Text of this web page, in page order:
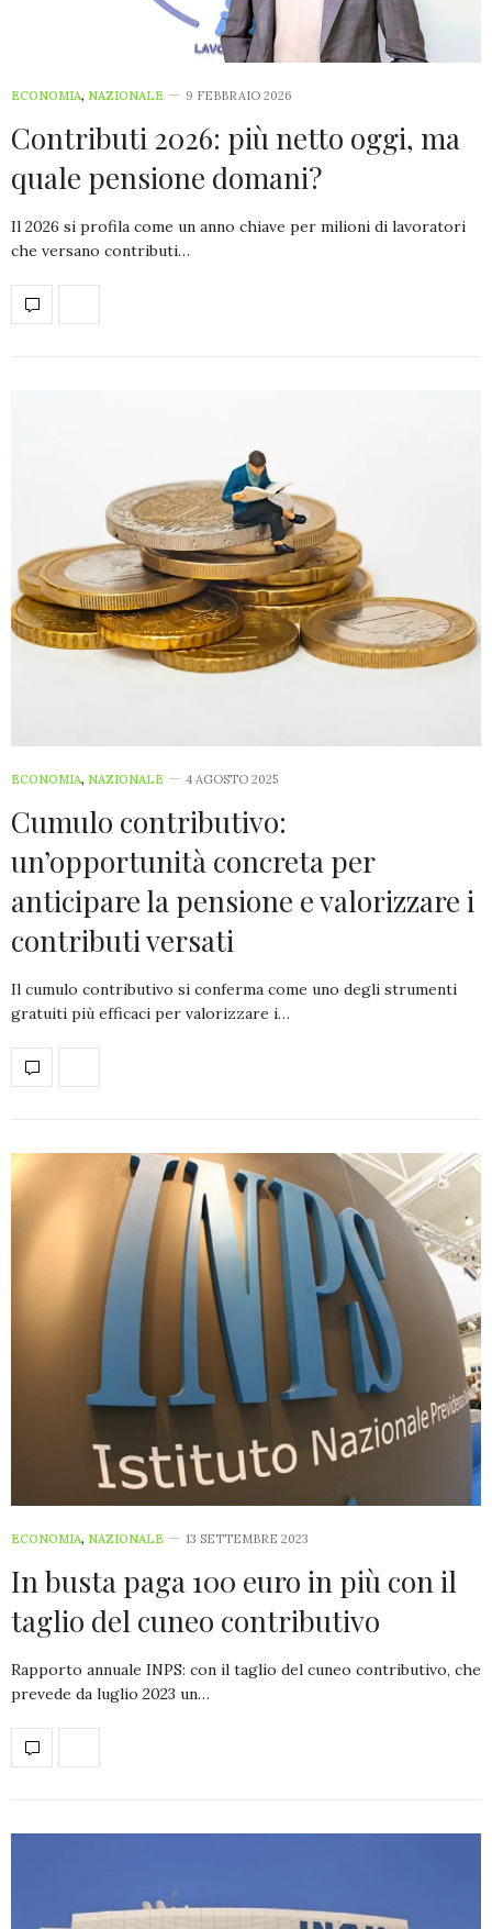
ECONOMIA, NAZIONALE 9 FEBBRAIO 2026
Contributi 2026: più netto oggi, ma
quale pensione domani?
Il 2026 si profila come un anno chiave per milioni di lavoratori
che versano contributi…
ECONOMIA, NAZIONALE 4 AGOSTO 2025
Cumulo contributivo:
un’opportunità concreta per
anticipare la pensione e valorizzare i
contributi versati
Il cumulo contributivo si conferma come uno degli strumenti
gratuiti più efficaci per valorizzare i…
ECONOMIA, NAZIONALE 13 SETTEMBRE 2023
In busta paga 100 euro in più con il
taglio del cuneo contributivo
Rapporto annuale INPS: con il taglio del cuneo contributivo, che
prevede da luglio 2023 un…